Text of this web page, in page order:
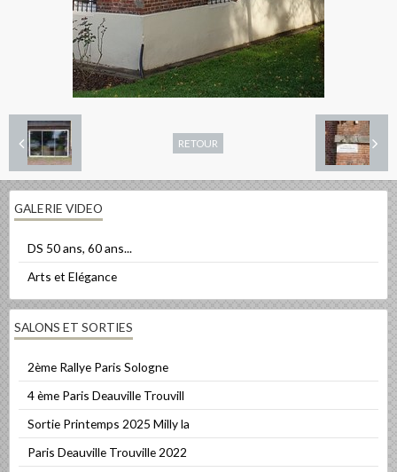
RETOUR
GALERIE VIDEO
DS 50 ans, 60 ans...
Arts et Elégance
SALONS ET SORTIES
2ème Rallye Paris Sologne
4 ème Paris Deauville Trouvill
Sortie Printemps 2025 Milly la
Paris Deauville Trouville 2022